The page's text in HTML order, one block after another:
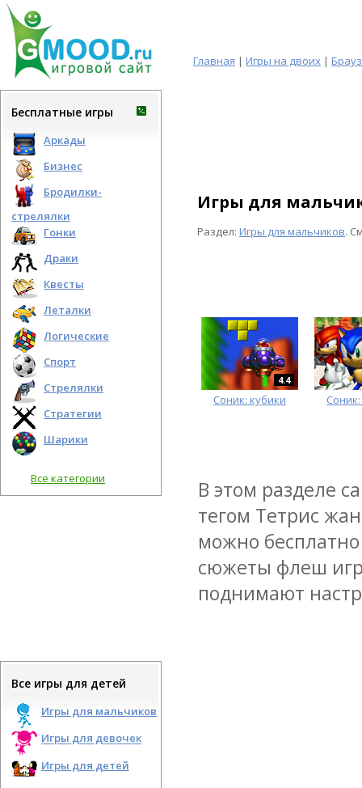
Главная | Игры на двоих |
Бесплатные игры
Аркады
Бизнес
Бродилки-
стрелялки
Гонки
Драки
Квесты
Леталки
Логические
Спорт
Стрелялки
Стратегии
Шарики
Все категории
Все игры для детей
Игры для мальчиков
Игры для девочек
Игры для детей
Игры для
Раздел: Игры для мальчиков.
4.4
Соник: кубики
В этом разделе
тегом Тетрис
можно
сюжеты флеш
поднимают